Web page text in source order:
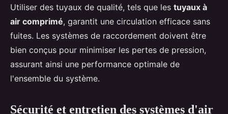
Utiliser des tuyaux de qualité, tels que les tuyaux à
air comprimé, garantit une circulation efficace sans
fuites. Les systèmes de raccordement doivent être
bien conçus pour minimiser les pertes de pression,
assurant ainsi une performance optimale de
l'ensemble du système.
Sécurité et entretien des systèmes d'air